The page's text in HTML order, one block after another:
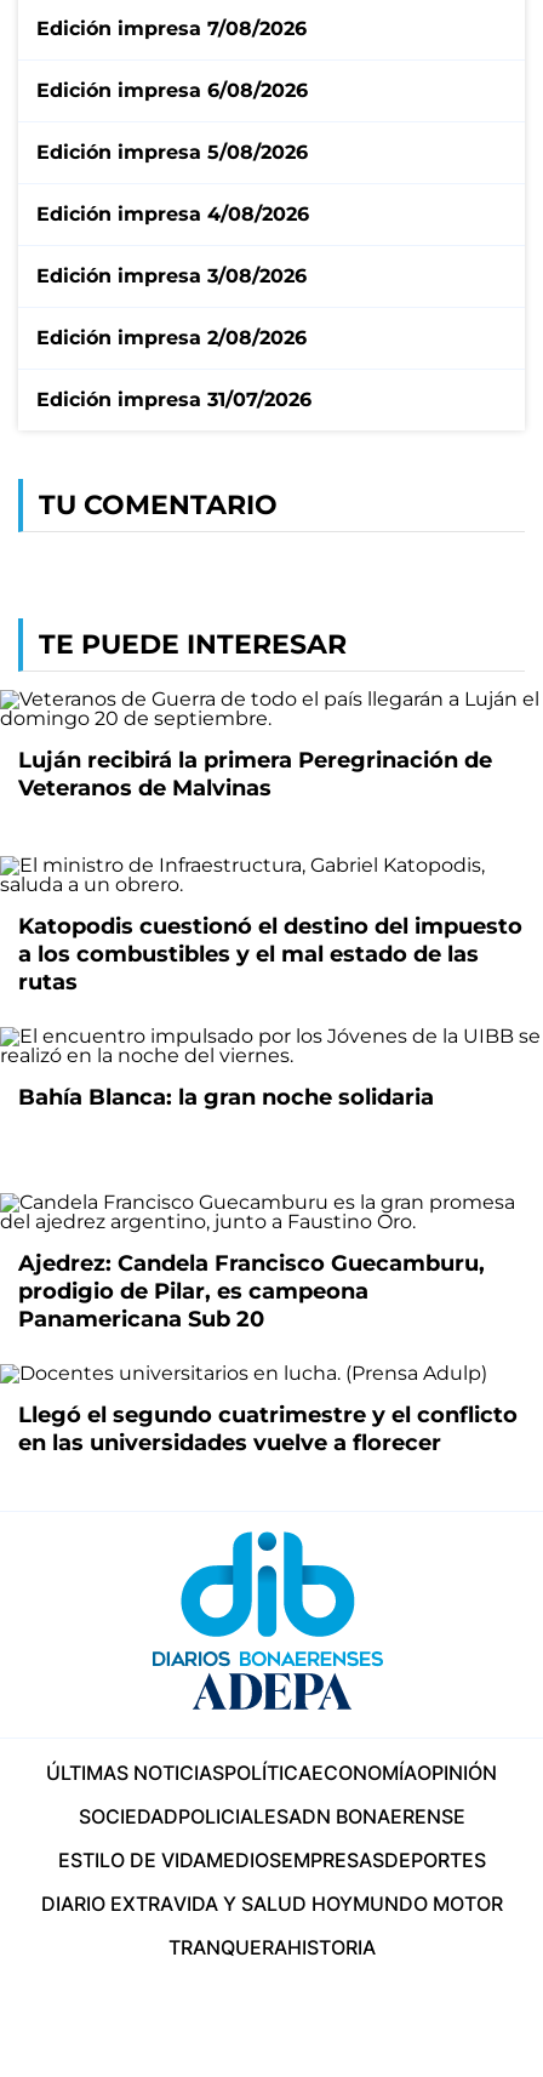
Edición impresa 7/08/2026
Edición impresa 6/08/2026
Edición impresa 5/08/2026
Edición impresa 4/08/2026
Edición impresa 3/08/2026
Edición impresa 2/08/2026
Edición impresa 31/07/2026
TU COMENTARIO
TE PUEDE INTERESAR
Luján recibirá la primera Peregrinación de
Veteranos de Malvinas
Katopodis cuestionó el destino del impuesto
a los combustibles y el mal estado de las
rutas
Bahía Blanca: la gran noche solidaria
Ajedrez: Candela Francisco Guecamburu,
prodigio de Pilar, es campeona
Panamericana Sub 20
Llegó el segundo cuatrimestre y el conflicto
en las universidades vuelve a florecer
ÚLTIMAS NOTICIASPOLÍTICAECONOMÍAOPINIÓN
SOCIEDADPOLICIALESADN BONAERENSE
ESTILO DE VIDAMEDIOSEMPRESASDEPORTES
DIARIO EXTRAVIDA Y SALUD HOYMUNDO MOTOR
TRANQUERAHISTORIA